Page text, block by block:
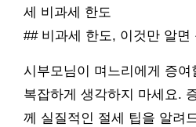
세 비과세 한도
## 비과세 한도, 이것만 알면
시부모님이 며느리에게 증
복잡하게 생각하지 마세요.
께 실질적인 절세 팁을 알려